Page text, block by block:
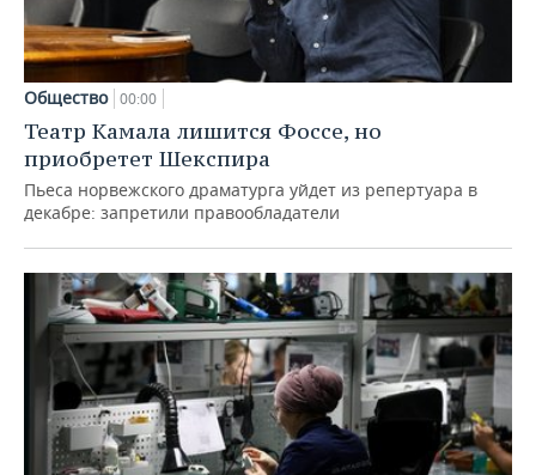
Общество 00:00
Театр Камала лишится Фоссе, но
приобретет Шекспира
Пьеса норвежского драматурга уйдет из репертуара в
декабре: запретили правообладатели